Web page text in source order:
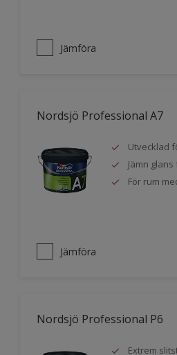
Jämföra
Nordsjö Professional A7
Utvecklad
Jämn
För rum
Jämföra
Nordsjö Professional P6
Extrem